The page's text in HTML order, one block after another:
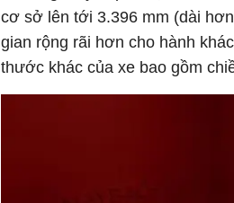
cơ sở lên tới 3.396 mm (dài
gian rộng rãi hơn cho hành
thước khác của xe bao gồm